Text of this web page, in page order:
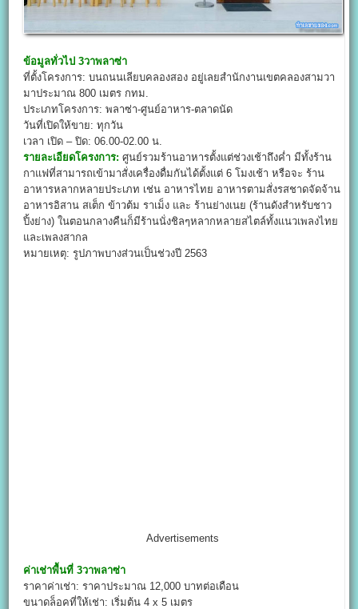
ข้อมูลทั่วไป 3วาพลาซ่า
ที่ตั้งโครงการ: บนถนนเลียบคลองสอง อยู่เลยสำนักงานเขตคลองสามวา
มาประมาณ 800 เมตร กทม.
ประเภทโครงการ: พลาซ่า-ศูนย์อาหาร-ตลาดนัด
วันที่เปิดให้ขาย: ทุกวัน
เวลา เปิด – ปิด: 06.00-02.00 น.
รายละเอียดโครงการ: ศูนย์รวมร้านอาหารตั้งแต่ช่วงเช้าถึงค่ำ มีทั้งร้าน
กาแฟที่สามารถเข้ามาสั่งเครื่องดื่มกันได้ตั้งแต่ 6 โมงเช้า หรือจะ ร้าน
อาหารหลากหลายประเภท เช่น อาหารไทย อาหารตามสั่งรสชาดจัดจ้าน
อาหารอิสาน สเต็ก ข้าวต้ม ราเม็ง และ ร้านย่างเนย (ร้านดังสำหรับชาว
ปิ้งย่าง) ในตอนกลางคืนก็มีร้านนั่งชิลๆหลากหลายสไตล์ทั้งแนวเพลงไทย
และเพลงสากล
หมายเหตุ: รูปภาพบางส่วนเป็นช่วงปี 2563
Advertisements
ค่าเช่าพื้นที่ 3วาพลาซ่า
ราคาค่าเช่า: ราคาประมาณ 12,000 บาทต่อเดือน
ขนาดล็อคที่ให้เช่า: เริ่มต้น 4 x 5 เมตร